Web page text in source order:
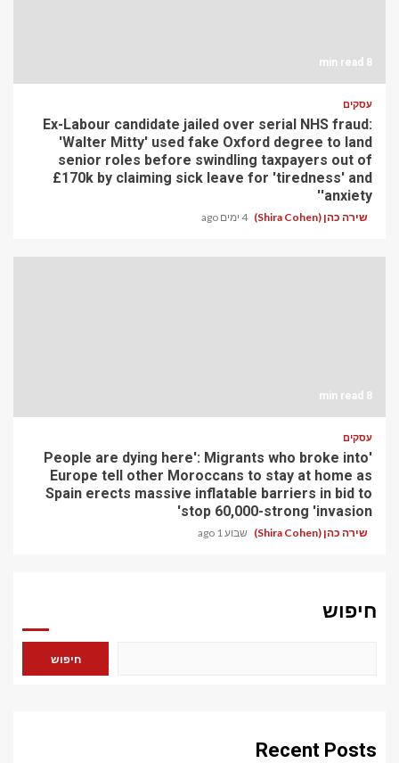
8 min read
עסקים
Ex-Labour candidate jailed over serial NHS fraud:
'Walter Mitty' used fake Oxford degree to land
senior roles before swindling taxpayers out of
£170k by claiming sick leave for 'tiredness' and
'anxiety'
שירה כהן (Shira Cohen) 4 ימים ago
8 min read
עסקים
'People are dying here': Migrants who broke into
Europe tell other Moroccans to stay at home as
Spain erects massive inflatable barriers in bid to
stop 60,000-strong 'invasion'
שירה כהן (Shira Cohen) שבוע 1 ago
חיפוש
חיפוש
Recent Posts